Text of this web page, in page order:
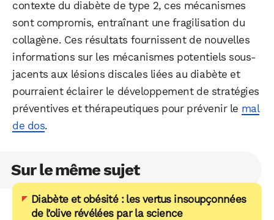
contexte du diabète de type 2, ces mécanismes
sont compromis, entraînant une fragilisation du
collagène. Ces résultats fournissent de nouvelles
informations sur les mécanismes potentiels sous-
jacents aux lésions discales liées au diabète et
pourraient éclairer le développement de stratégies
préventives et thérapeutiques pour prévenir le mal
de dos.
Sur le même sujet
Diabète et obésité : les vertus insoupçonnées
de l’olive révélées par la science